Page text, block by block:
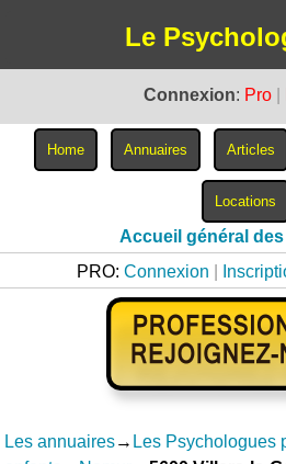
Le
Connexion: Pro
Accueil général
PRO: Connexion
Les annuaires→ Les Psychologues